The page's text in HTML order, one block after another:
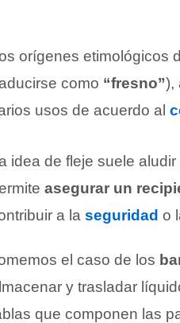
orígenes etimológicos
como “fresno”),
usos de acuerdo al
idea de fleje suele aludir
asegurar un
a la seguridad o
el caso de los
y trasladar
que componen las